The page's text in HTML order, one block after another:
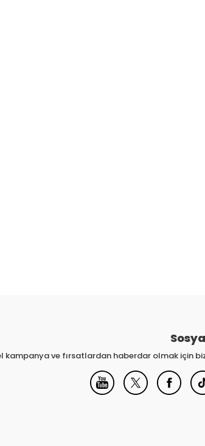
kampanya ve fırsatlardan haberdar olmak için